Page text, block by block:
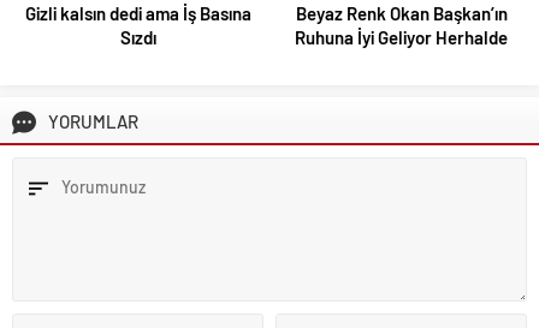
Gizli kalsın dedi ama İş Basına
Sızdı
Beyaz Renk Okan Başkan’ın
Ruhuna İyi Geliyor Herhalde
YORUMLAR